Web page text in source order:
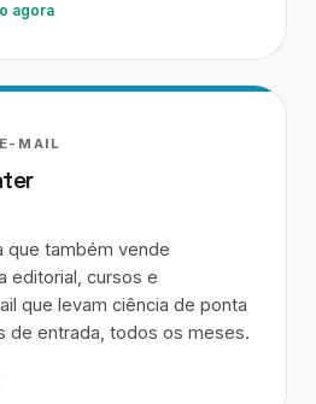
agora
MAIL
que também vende
editorial, cursos e
que levam ciência de ponta
de entrada, todos os meses.